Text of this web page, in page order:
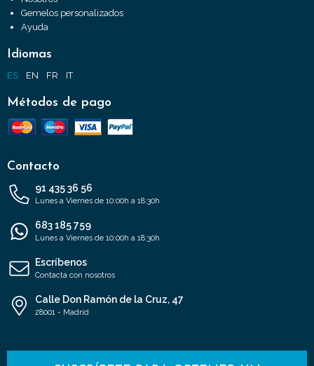
Gemelos personalizados
Ayuda
Idiomas
ES EN FR IT
Métodos de pago
Contacto
91 435 36 56
Lunes a Viernes de 10:00h a 18:30h
683 185 759
Lunes a Viernes de 10:00h a 18:30h
Escríbenos
Contacta con nosotros
Calle Don Ramón de la Cruz, 47
28001 - Madrid